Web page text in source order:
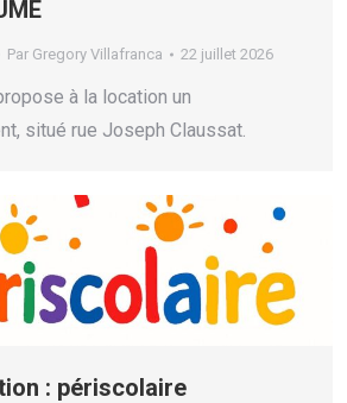
Par Gregory Villafranca 22 juillet 2026
à la location un
situé rue Joseph Claussat.
: périscolaire